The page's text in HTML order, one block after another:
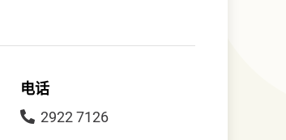
电话
2922 7126